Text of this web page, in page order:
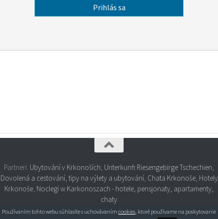
Partneri: Ubytování v Krkonoších Unterkunft Riesengebirge Tschechien
Dovolená a cestování, tipy na výlety a ubytování, Chata Krkonoše, Hotely
Krkonoše Noclegi w Karkonoszach - hotele, pensjonaty, apartamenty,
chaty
Používaním tohto webu súhlasíte s uchovávaním cookies, ktoré používame na poskytovanie